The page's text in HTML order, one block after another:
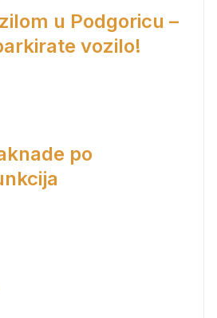
u Podgoricu –
vozilo!
po